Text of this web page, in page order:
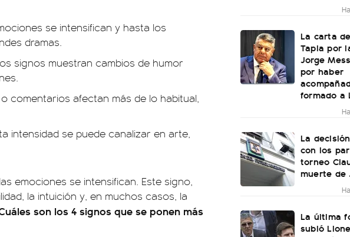
se intensifican y hasta los
dramas.
signos muestran cambios de humor
comentarios afectan más de lo habitual,
intensidad se puede canalizar en arte,
emociones se intensifican. Este signo,
la intuición y, en muchos casos, la
son los 4 signos que se ponen más
La carta
Tapia por
Jorge
por haber
formado a
La
con los
torneo
muerte de
La última
subió